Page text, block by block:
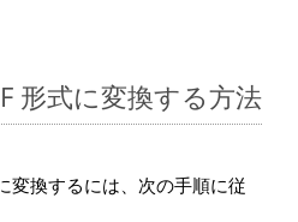
形式に変換する方法
変換するには、次の手順に従